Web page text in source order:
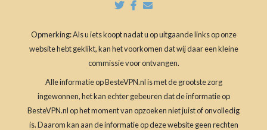
Opmerking: Als u iets koopt nadat u op uitgaande links op onze
website hebt geklikt, kan het voorkomen dat wij daar een kleine
commissie voor ontvangen.
Alle informatie op BesteVPN.nl is met de grootste zorg
ingewonnen, het kan echter gebeuren dat de informatie op
BesteVPN.nl op het moment van opzoeken niet juist of onvolledig
is. Daarom kan aan de informatie op deze website geen rechten